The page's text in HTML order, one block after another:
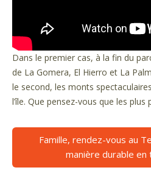
Dans le premier cas, à la fin du
de La Gomera, El Hierro et La
le second, les monts
l’île. Que pensez-vous que les
Famille, rendez-vous au
manière durable en